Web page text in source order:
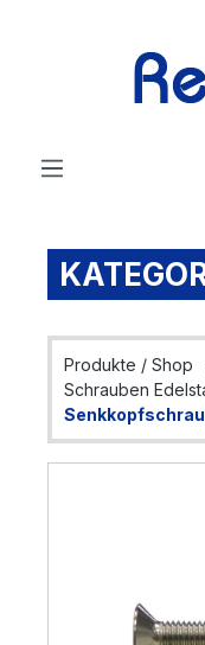
Produkte / Shop
Schrauben